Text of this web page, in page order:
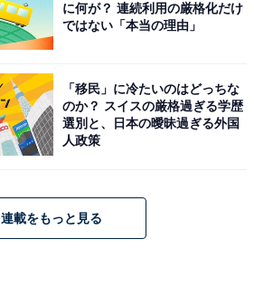
に何が？ 連続利用の厳格化だけ
ではない「本当の理由」
「移民」に冷たいのはどっちな
のか？ スイスの厳格過ぎる学歴
選別と、日本の曖昧過ぎる外国
人政策
連載をもっと見る